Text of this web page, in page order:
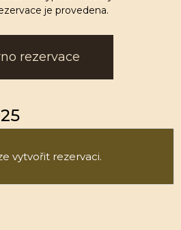
je provedena.
rezervace
vytvořit rezervaci.